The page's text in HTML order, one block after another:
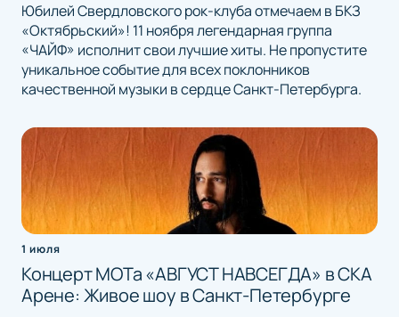
Юбилей Свердловского рок-клуба отмечаем в БКЗ
«Октябрьский»! 11 ноября легендарная группа
«ЧАЙФ» исполнит свои лучшие хиты. Не пропустите
уникальное событие для всех поклонников
качественной музыки в сердце Санкт-Петербурга.
1 июля
Концерт МОТа «АВГУСТ НАВСЕГДА» в СКА
Арене: Живое шоу в Санкт-Петербурге